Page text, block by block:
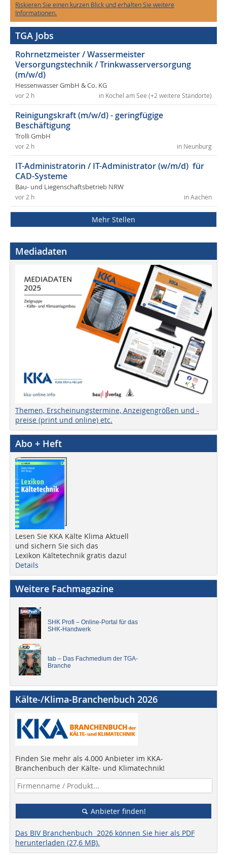
Riskieren Sie einen kurzen Blick und erhalten Sie weitere
Informationen.
TGA Jobs
Rohrnetzmeister / Wassermeister
Versorgungstechnik / Trinkwasserversorgung
(m/w/d)
Hessenwasser GmbH & Co. KG
in Kochel am See (+2 weitere Standorte)
vor 2 h
Reinigungskraft (m/w/d) - geringfügige
Beschäftigung
Trolli GmbH
in Neunburg
vor 2 h
IT-Administratorin / IT-Administrator (w/m/d) für
CAD-Systeme
Bau- und Liegenschaftsbetrieb NRW
in Aachen
vor 2 h
Mehr Stellen
Mediadaten
Themen, Erscheinungstermine, Anzeigengrößen und -
preise (print und online) etc.
Abo + Heft
Lesen Sie KKA Kälte Klima Aktuell
und sichern Sie sich das
Lexikon Kältetechnik gratis dazu!
Details
Weitere Fachmagazine
SHK Profi – Online-Portal für das
SHK-Handwerk
tab – Das Fachmedium der TGA-
Branche
Kälte-/Klima-Branchenbuch 2026
Finden Sie mehr als 4.000 Anbieter im KKA-
Branchenbuch der Kälte- und Klimatechnik!
Anbieter finden!
Das BIV Branchenbuch 2026 können Sie hier als PDF
herunterladen (27,6 MB).